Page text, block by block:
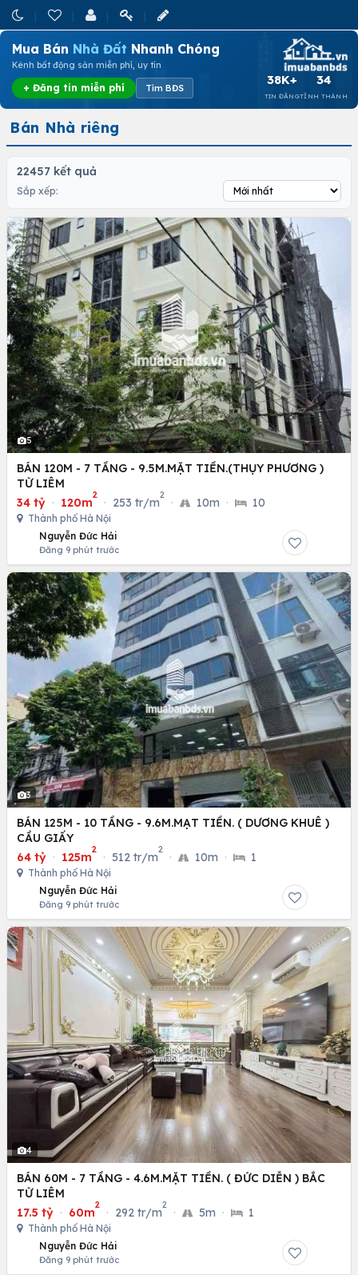
Mua Bán Nhà Đất Nhanh Chóng
Kênh bất động sản miễn phí, uy tín
+ Đăng tin miễn phí Tìm BĐS
38K+
TIN ĐĂNG
34
TỈNH THÀNH
Bán Nhà riêng
22457 kết quả
Sắp xếp:
5
BÁN 120M - 7 TẦNG - 9.5M.MẶT TIỀN.(THỤY PHƯƠNG )
TỪ LIÊM
34 tỷ · 120m
2
· 253 tr/m
2
· 10m · 10
Thành phố Hà Nội
Nguyễn Đức Hải
Đăng 9 phút trước
3
BÁN 125M - 10 TẦNG - 9.6M.MẠT TIỀN. ( DƯƠNG KHUÊ )
CẦU GIẤY
64 tỷ · 125m
2
· 512 tr/m
2
· 10m · 1
Thành phố Hà Nội
Nguyễn Đức Hải
Đăng 9 phút trước
4
BÁN 60M - 7 TẦNG - 4.6M.MẶT TIỀN. ( ĐỨC DIỄN ) BẮC
TỪ LIÊM
17.5 tỷ · 60m
2
· 292 tr/m
2
· 5m · 1
Thành phố Hà Nội
Nguyễn Đức Hải
Đăng 9 phút trước